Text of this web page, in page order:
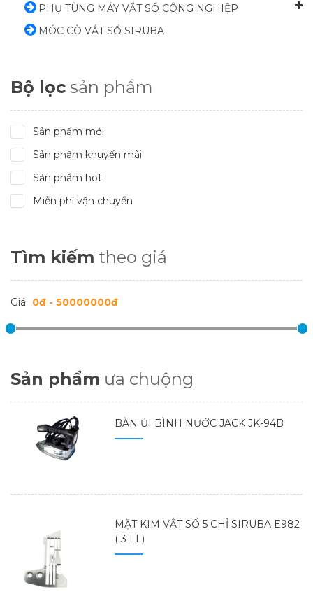
PHỤ TÙNG MÁY VẮT SỔ CÔNG NGHIỆP
MÓC CÒ VẮT SỔ SIRUBA
Bộ lọc sản phẩm
Sản phẩm mới
Sản phẩm khuyến mãi
Sản phẩm hot
Miễn phí vận chuyển
Tìm kiếm theo giá
Giá:
Sản phẩm ưa chuộng
BÀN ỦI BÌNH NƯỚC JACK JK-94B
MẶT KIM VẮT SỔ 5 CHỈ SIRUBA E982
( 3 LI )